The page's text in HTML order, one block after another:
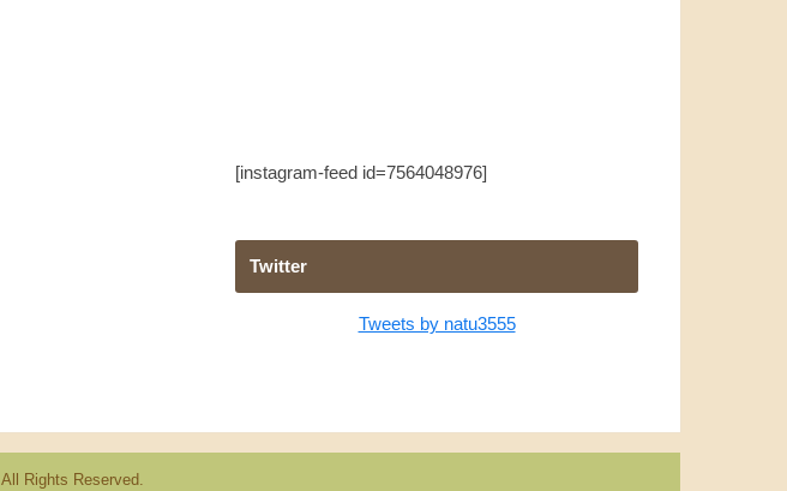
[instagram-feed id=7564048976]
Twitter
Tweets by natu3555
.All Rights Reserved.